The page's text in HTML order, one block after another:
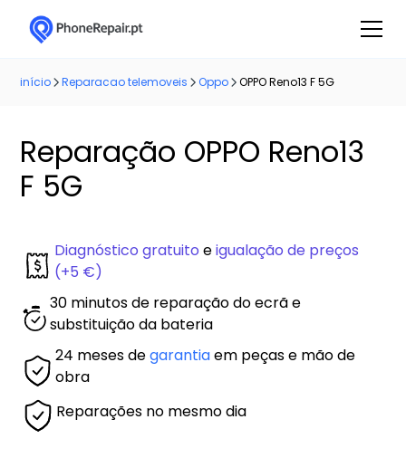
início Reparacao telemoveis Oppo OPPO Reno13 F 5G
Reparação OPPO Reno13
F 5G
Diagnóstico gratuito eigualação de preços
(+5 €)
30 minutos de reparação do ecrã e
substituição da bateria
24 meses degarantiaem peças e mão de
obra
Reparações no mesmo dia